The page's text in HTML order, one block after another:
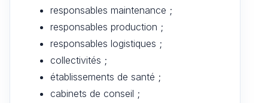
responsables maintenance ;
responsables production ;
responsables logistiques ;
collectivités ;
établissements de santé ;
cabinets de conseil ;